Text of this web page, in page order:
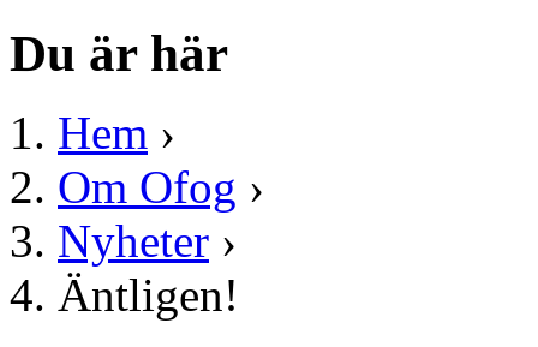
Du är här
Hem ›
Om Ofog ›
Nyheter ›
Äntligen!